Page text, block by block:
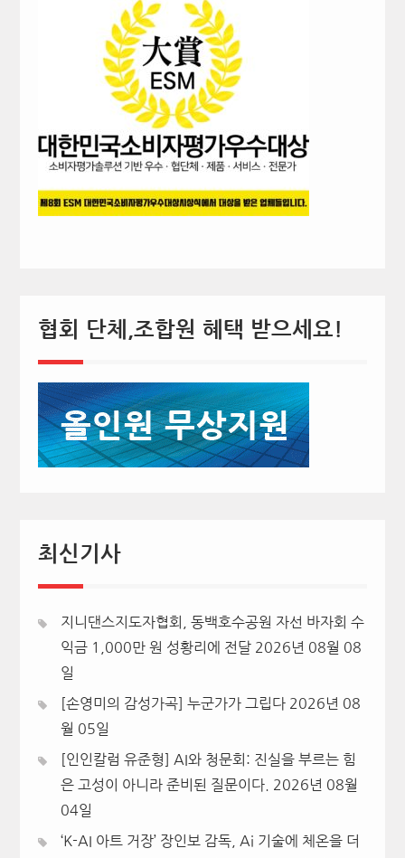
협회 단체,조합원 혜택 받으세요!
최신기사
지니댄스지도자협회, 동백호수공원 자선 바자회 수
익금 1,000만 원 성황리에 전달 2026년 08월 08
일
[손영미의 감성가곡] 누군가가 그립다 2026년 08
월 05일
[인인칼럼 유준형] AI와 청문회: 진실을 부르는 힘
은 고성이 아니라 준비된 질문이다.
2026년 08월
04일
‘K-AI 아트 거장’ 장인보 감독, Ai 기술에 체온을 더